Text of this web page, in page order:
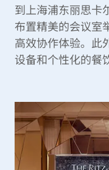
到上海浦东丽思卡
布置精美的会议室
高效协作体验。此
设备和个性化的餐